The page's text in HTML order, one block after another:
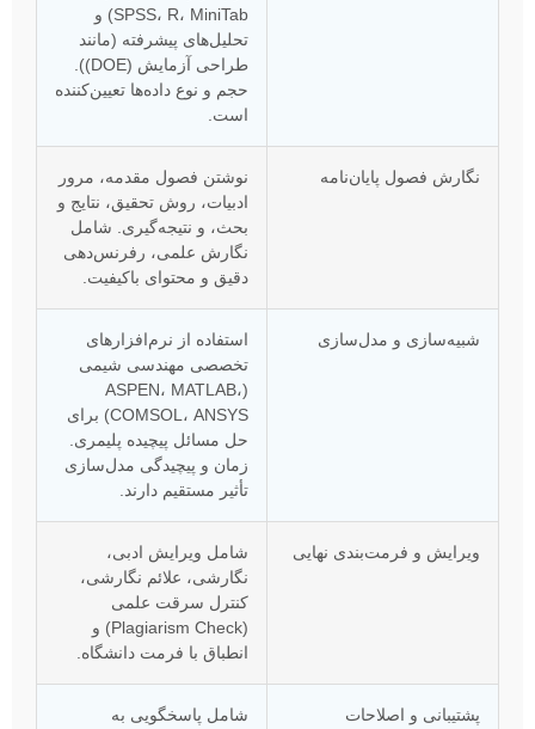
SPSS، R، MiniTab) و
تحلیل‌های پیشرفته (مانند
طراحی آزمایش (DOE)).
حجم و نوع داده‌ها تعیین‌کننده
است.
نگارش فصول پایان‌نامه
نوشتن فصول مقدمه، مرور
ادبیات، روش تحقیق، نتایج و
بحث، و نتیجه‌گیری. شامل
نگارش علمی، رفرنس‌دهی
دقیق و محتوای باکیفیت.
شبیه‌سازی و مدل‌سازی
استفاده از نرم‌افزارهای
تخصصی مهندسی شیمی
(ASPEN، MATLAB،
COMSOL، ANSYS) برای
حل مسائل پیچیده پلیمری.
زمان و پیچیدگی مدل‌سازی
تأثیر مستقیم دارند.
ویرایش و فرمت‌بندی نهایی
شامل ویرایش ادبی،
نگارشی، علائم نگارشی،
کنترل سرقت علمی
(Plagiarism Check) و
انطباق با فرمت دانشگاه.
پشتیبانی و اصلاحات
شامل پاسخگویی به